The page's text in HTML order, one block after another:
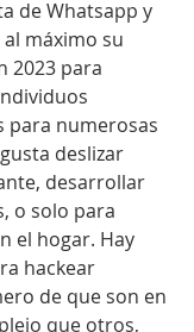
de Whatsapp y
máximo su
2023 para
para numerosas
deslizar
desarrollar
o solo para
el hogar. Hay
hackear
de que son en
que otros,